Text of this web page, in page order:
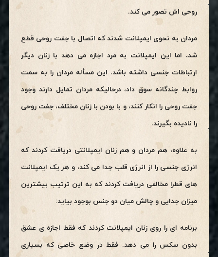
روحی اش تصور می کند.
مردان به نحوی ایمپلانت شدند که اتصال با جفت روحی قطع
شد، اما این ایمپلانت به مرد اجازه می دهد با زنان دیگر
ارتباطات جنسی داشته باشد. این مسأله مردان را به سمت
روابط چندگانه سوق داد، درحالیکه مردان تمایل دارند وجود
جفت روحی را انکار کنند، و با بودن با زنان مختلف، جفت روحی
را نادیده بگیرند.
به علاوه، هم مردان و هم زنان ایمپلانتی دریافت کردند که
انرژی جنسی را از انرژی قلب جدا می کند، و هر یک ایمپلانت
های قطرا مخالفی دریافت کردند که به این ترتیب بیشترین
میزان جدایی و چالش میان دو جنس بوجود بیاید:
برنامه ای را روی زنان ایمپلانت کردند که فقط اجازه ی عشق
بدون سکس را می دهد. فقط در وضع خاصی که بسیاری